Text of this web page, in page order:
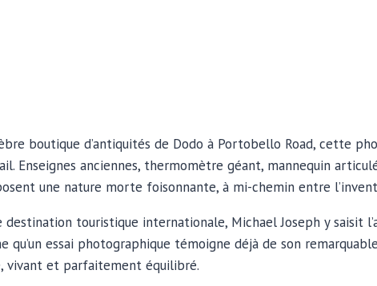
boutique d’antiquités de Dodo à Portobello Road, cette
Enseignes anciennes, thermomètre géant, mannequin
une nature morte foisonnante, à mi-chemin entre
touristique internationale, Michael Joseph y saisit
qu’un essai photographique témoigne déjà de son
vivant et parfaitement équilibré.